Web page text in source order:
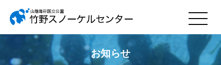
お知らせ